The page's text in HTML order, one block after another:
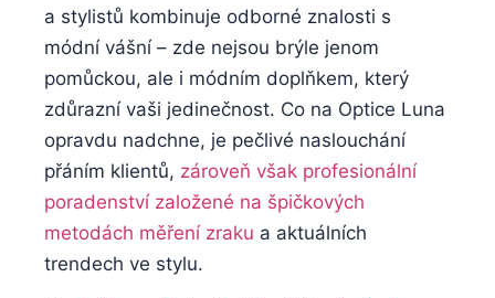
a stylistů kombinuje odborné znalosti s
módní vášní – zde nejsou brýle jenom
pomůckou, ale i módním doplňkem, který
zdůrazní vaši jedinečnost. Co na Optice Luna
opravdu nadchne, je pečlivé naslouchání
přáním klientů, zároveň však profesionální
poradenství založené na špičkových
metodách měření zraku a aktuálních
trendech ve stylu.